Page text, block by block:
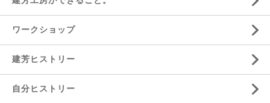
ワークショップ
建芳ヒストリー
自分ヒストリー